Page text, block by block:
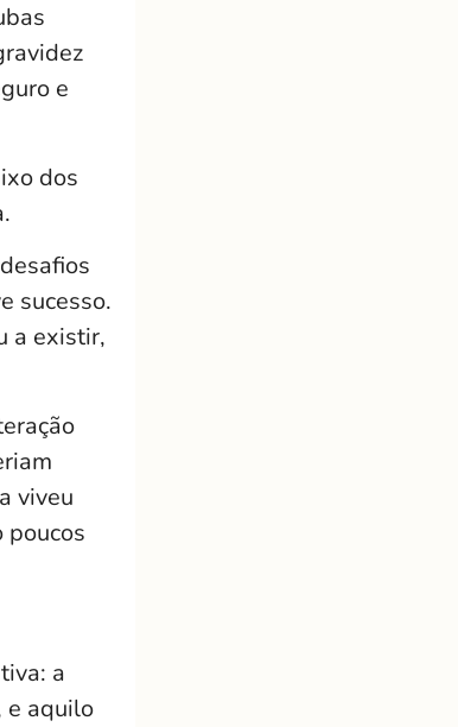
e
dos
sucesso.
a existir,
viveu
a
e aquilo